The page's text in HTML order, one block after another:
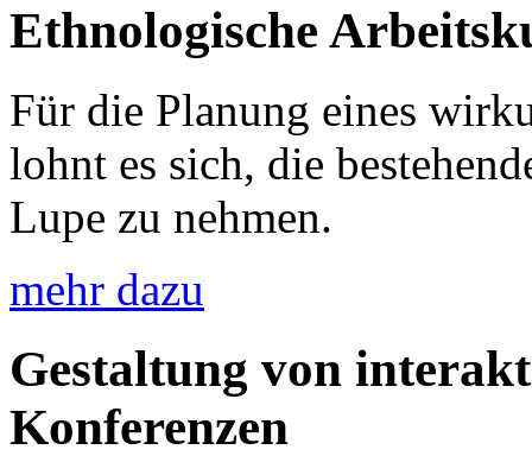
Ethnologische
Für die Planung eines
lohnt es sich, die
Lupe zu nehmen.
mehr dazu
Gestaltung von
Konferenzen